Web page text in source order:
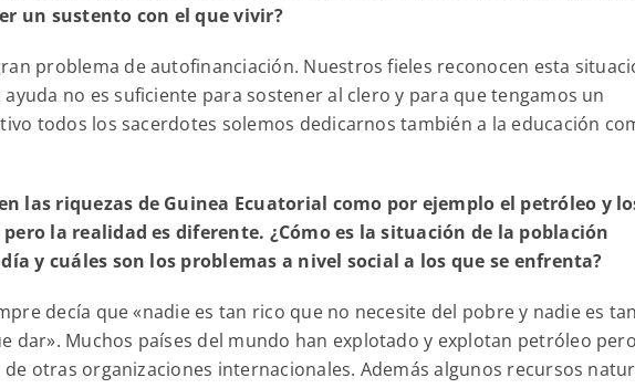
un sustento con el que vivir?
problema de autofinanciación. Nuestros fieles reconocen esta
no es suficiente para sostener al clero y para que tengamos un
todos los sacerdotes solemos dedicarnos también a la educación
las riquezas de Guinea Ecuatorial como por ejemplo el petróleo y
la realidad es diferente. ¿Cómo es la situación de la población
y cuáles son los problemas a nivel social a los que se enfrenta?
decía que «nadie es tan rico que no necesite del pobre y nadie es tan
dar». Muchos países del mundo han explotado y explotan petróleo
otras organizaciones internacionales. Además algunos recursos